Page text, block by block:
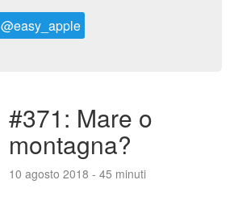
@easy_apple
#371: Mare o
montagna?
10 agosto 2018 - 45 minuti